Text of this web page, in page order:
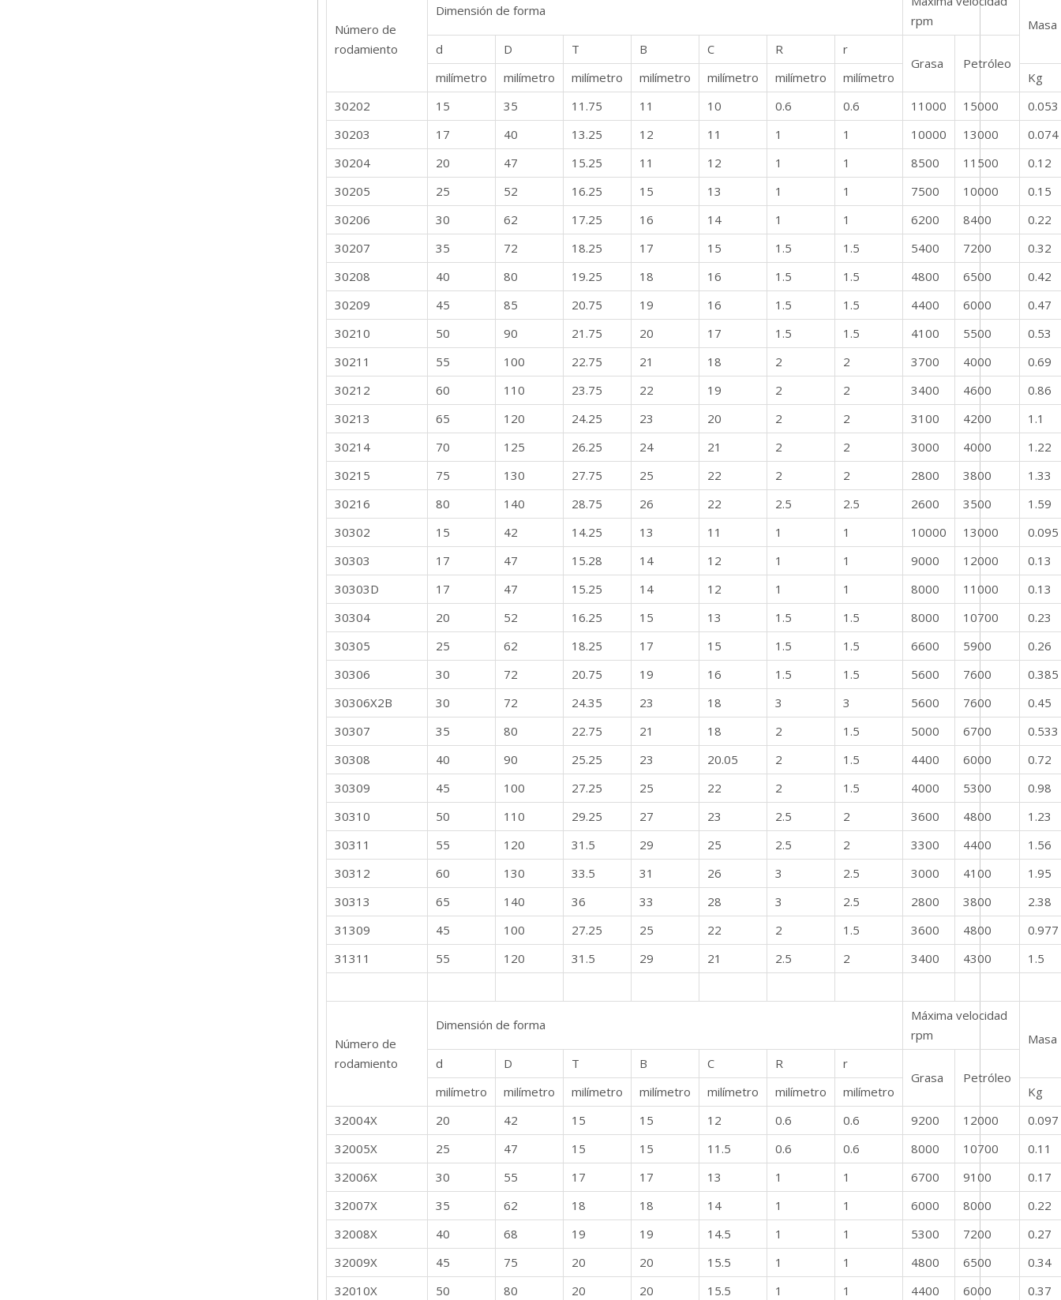
Número de
rodamiento
Dimensión de forma
rpm
Masa
d
D T B C R
r
Grasa
Petróleo
milímetro
milímetro milímetro milímetro milímetro milímetro milímetro
Kg
30202
15 35 11.75 11 10 0.6 0.6 11000 15000
0.053
30203
17 40 13.25 12 11 1 1 10000 13000
0.074
30204
20 47 15.25 11 12 1 1 8500 11500
0.12
30205
25 52 16.25 15 13 1 1 7500 10000
0.15
30206
30 62 17.25 16 14 1 1 6200 8400
0.22
30207
35 72 18.25 17 15 1.5 1.5 5400 7200
0.32
30208
40 80 19.25 18 16 1.5 1.5 4800 6500
0.42
30209
45 85 20.75 19 16 1.5 1.5 4400 6000
0.47
30210
50 90 21.75 20 17 1.5 1.5 4100 5500
0.53
30211
55 100 22.75 21 18 2 2 3700 4000
0.69
30212
60 110 23.75 22 19 2 2 3400 4600
0.86
30213
65 120 24.25 23 20 2 2 3100 4200
1.1
30214
70 125 26.25 24 21 2 2 3000 4000
1.22
30215
75 130 27.75 25 22 2 2 2800 3800
1.33
30216
80 140 28.75 26 22 2.5 2.5 2600 3500
1.59
30302
15 42 14.25 13 11 1 1 10000 13000
0.095
30303
17 47 15.28 14 12 1 1 9000 12000
0.13
30303D
17 47 15.25 14 12 1 1 8000 11000
0.13
30304
20 52 16.25 15 13 1.5 1.5 8000 10700
0.23
30305
25 62 18.25 17 15 1.5 1.5 6600 5900
0.26
30306
30 72 20.75 19 16 1.5 1.5 5600 7600
0.385
30306X2B
30 72 24.35 23 18 3 3 5600 7600
0.45
30307
35 80 22.75 21 18 2 1.5 5000 6700
0.533
30308
40 90 25.25 23 20.05 2 1.5 4400 6000
0.72
30309
45 100 27.25 25 22 2 1.5 4000 5300
0.98
30310
50 110 29.25 27 23 2.5 2 3600 4800
1.23
30311
55 120 31.5 29 25 2.5 2 3300 4400
1.56
30312
60 130 33.5 31 26 3 2.5 3000 4100
1.95
30313
65 140 36 33 28 3 2.5 2800 3800
2.38
31309
45 100 27.25 25 22 2 1.5 3600 4800
0.977
31311
55 120 31.5 29 21 2.5 2 3400 4300 1.5
Número de
rodamiento
Dimensión de forma
Máxima velocidad
rpm
Masa
d
D T B C R
r
Grasa
Petróleo
milímetro
milímetro milímetro milímetro milímetro milímetro milímetro
Kg
32004X
20 42 15 15 12 0.6 0.6 9200 12000
0.097
32005X
25 47 15 15 11.5 0.6 0.6 8000 10700
0.11
32006X
30 55 17 17 13 1 1 6700 9100
0.17
32007X
35 62 18 18 14 1 1 6000 8000
0.22
32008X
40 68 19 19 14.5 1 1 5300 7200
0.27
32009X
45 75 20 20 15.5 1 1 4800 6500
0.34
32010X
50 80 20 20 15.5 1 1 4400 6000 0.37